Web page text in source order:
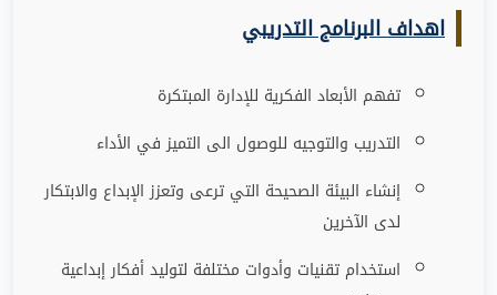
اهداف البرنامج التدريبي
تفهم الأبعاد الفكرية للإدارة المبتكرة
التدريب والتوجيه للوصول الى التميز في الأداء
إنشاء البيئة الصحيحة التي ترعى وتعزز الإبداع والابتكار
لدى الآخرين
استخدام تقنيات وأدوات مختلفة لتوليد أفكار إبداعية